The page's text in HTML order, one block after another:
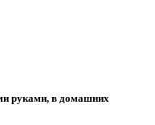
руками, в домашних